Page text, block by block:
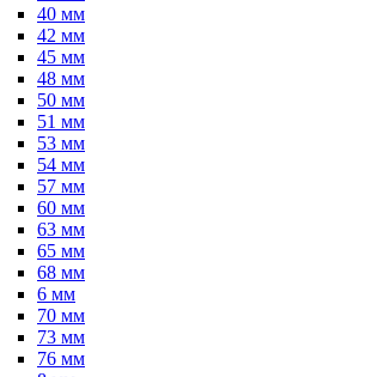
40 мм
42 мм
45 мм
48 мм
50 мм
51 мм
53 мм
54 мм
57 мм
60 мм
63 мм
65 мм
68 мм
6 мм
70 мм
73 мм
76 мм